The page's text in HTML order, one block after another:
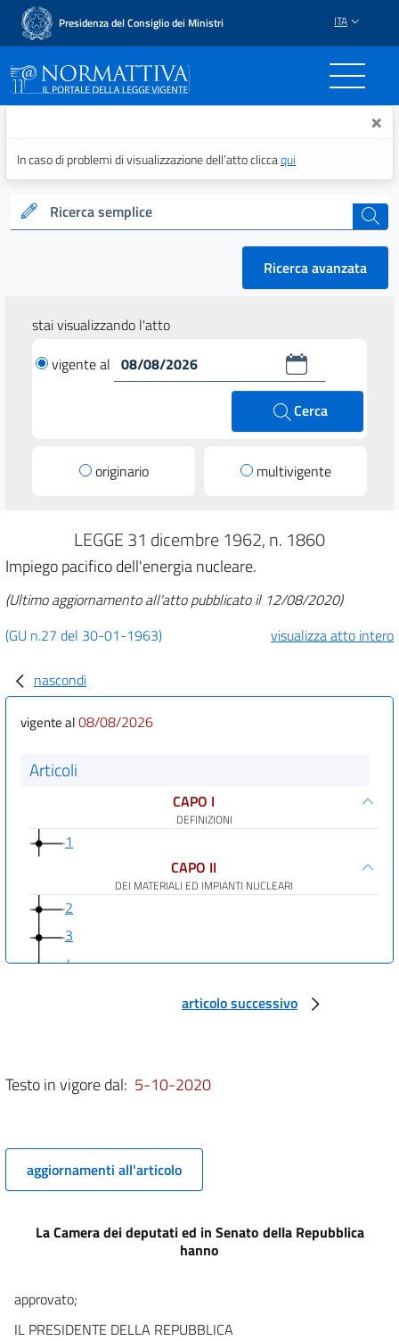
Presidenza del Consiglio dei Ministri ITA
Normattiva - Il portale ×
In caso di problemi di visualizzazione dell’atto cliccaqui
Ricerca semplice cerca
Ricerca avanzata
stai visualizzando l'atto
vigente al
Cerca
originario multivigente
LEGGE 31 dicembre 1962, n. 1860
Impiego pacifico dell'energia nucleare.
(Ultimo aggiornamento all'atto pubblicato il 12/08/2020)
(GU n.27 del 30-01-1963)
visualizza atto intero
nascondi
vigente al08/08/2026
Articoli
CAPO I
DEFINIZIONI
1
CAPO II
DEI MATERIALI ED IMPIANTI NUCLEARI
2
3
4
8
12
14
15
articolo successivo
Testo in vigore dal: 5-10-2020
aggiornamenti all'articolo
La Camera dei deputati ed in Senato della Repubblica
hanno
approvato;
IL PRESIDENTE DELLA REPUBBLICA